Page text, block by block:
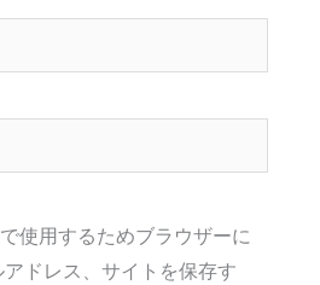
使用するためブラウザーに
ドレス、サイトを保存す